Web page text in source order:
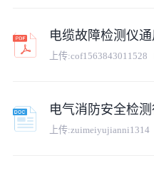
电缆故障检测仪
上传:cof1563843011528
电气消防安全检
上传:zuimeiyujianni1314